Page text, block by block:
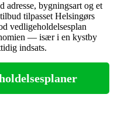
adresse, bygningsart og et
tilpasset Helsingørs
vedligeholdelsesplan
— især i en kystby
indsats.